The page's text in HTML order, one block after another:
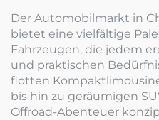
Der Automobilmarkt in
bietet eine vielfältige
Fahrzeugen, die jedem
und praktischen
flotten
bis hin zu geräumigen
Offroad-Abenteuer